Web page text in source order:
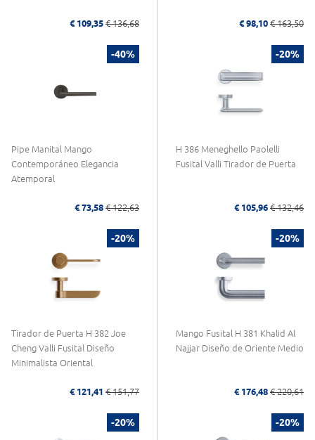
€ 109,35 € 136,68 € 98,10 € 163,50
-40%
Pipe Manital Mango
Contemporáneo Elegancia
Atemporal
€ 73,58 € 122,63
-20%
H 386 Meneghello Paolelli
Fusital Valli Tirador de Puerta
€ 105,96 € 132,46
-20%
Tirador de Puerta H 382 Joe
Cheng Valli Fusital Diseño
Minimalista Oriental
€ 121,41 € 151,77
-20%
Mango Fusital H 381 Khalid Al
Najjar Diseño de Oriente Medio
€ 176,48 € 220,61
-20% -20%